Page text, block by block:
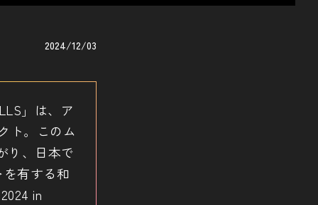
2024/12/03
」は、ア
ト。このム
り、日本で
有する和
in